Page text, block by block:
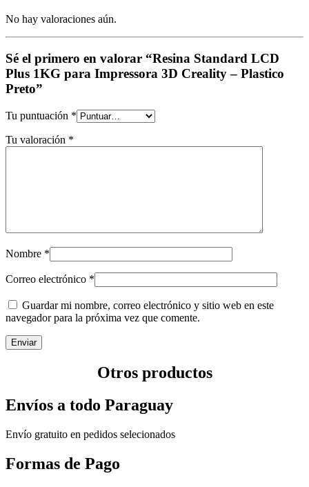
No hay valoraciones aún.
Sé el primero en valorar “Resina Standard LCD
Plus 1KG para Impressora 3D Creality – Plastico
Preto”
Tu puntuación *
Tu valoración *
Nombre *
Correo electrónico *
Guardar mi nombre, correo electrónico y sitio web en este
navegador para la próxima vez que comente.
Otros productos
Envíos a todo Paraguay
Envío gratuito en pedidos selecionados
Formas de Pago